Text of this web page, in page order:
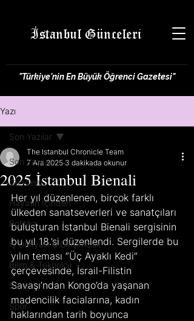
İstanbul Günceleri
"Türkiye'nin En Büyük Öğrenci Gazetesi"
Yazı
Son Yazılar
Gündem
Hayatın İçinden
Politika
İş Dünyası & Girişimcilik
Bilim & Teknoloji
Sanat
Spor
Son Yazılar
2025 İstanbul Bienali
The Istanbul Chronicle Team
7 Ara 2025 3 dakikada okunur
Her yıl düzenlenen, birçok farklı
ülkeden sanatseverleri ve sanatçıları
buluşturan İstanbul Bienali sergisinin
bu yıl 18.’si düzenlendi. Sergilerde bu
yılın teması “Üç Ayaklı Kedi”
çerçevesinde, İsrail-Filistin
Savaşı’ndan Kongo’da yaşanan
madencilik facialarına, kadın
haklarından tarih boyunca